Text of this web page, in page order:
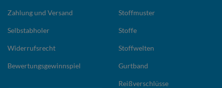
Zahlung und Versand
Selbstabholer
Widerrufsrecht
Bewertungsgewinnspiel
Stoffmuster
Stoffe
Stoffwelten
Gurtband
Reißverschlüsse